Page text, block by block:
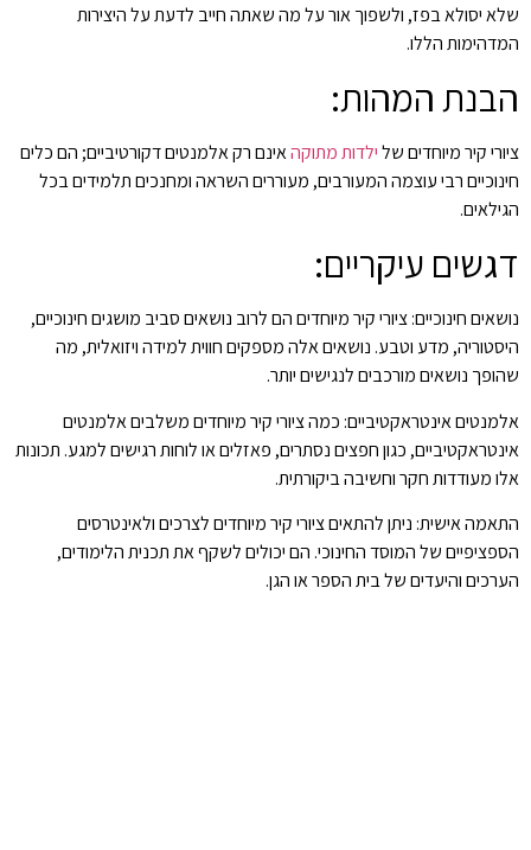
שלא יסולא בפז, ולשפוך אור על מה שאתה חייב לדעת על היצירות
המדהימות הללו.
הבנת המהות:
ציורי קיר מיוחדים שלילדות מתוקהאינם רק אלמנטים דקורטיביים; הם כלים
חינוכיים רבי עוצמה המעורבים, מעוררים השראה ומחנכים תלמידים בכל
הגילאים.
דגשים עיקריים:
נושאים חינוכיים: ציורי קיר מיוחדים הם לרוב נושאים סביב מושגים חינוכיים,
היסטוריה, מדע וטבע. נושאים אלה מספקים חווית למידה ויזואלית, מה
שהופך נושאים מורכבים לנגישים יותר.
אלמנטים אינטראקטיביים: כמה ציורי קיר מיוחדים משלבים אלמנטים
אינטראקטיביים, כגון חפצים נסתרים, פאזלים או לוחות רגישים למגע. תכונות
אלו מעודדות חקר וחשיבה ביקורתית.
התאמה אישית: ניתן להתאים ציורי קיר מיוחדים לצרכים ולאינטרסים
הספציפיים של המוסד החינוכי. הם יכולים לשקף את תכנית הלימודים,
הערכים והיעדים של בית הספר או הגן.